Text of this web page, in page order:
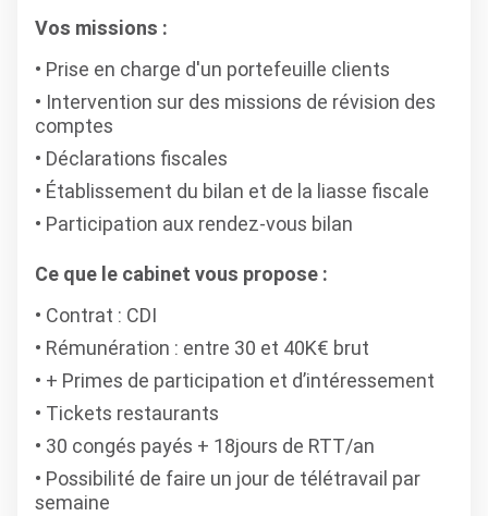
Vos missions :
Prise en charge d'un portefeuille clients
Intervention sur des missions de révision des
comptes
Déclarations fiscales
Établissement du bilan et de la liasse fiscale
Participation aux rendez-vous bilan
Ce que le cabinet vous propose :
Contrat : CDI
Rémunération : entre 30 et 40K€ brut
+ Primes de participation et d’intéressement
Tickets restaurants
30 congés payés + 18jours de RTT/an
Possibilité de faire un jour de télétravail par
semaine